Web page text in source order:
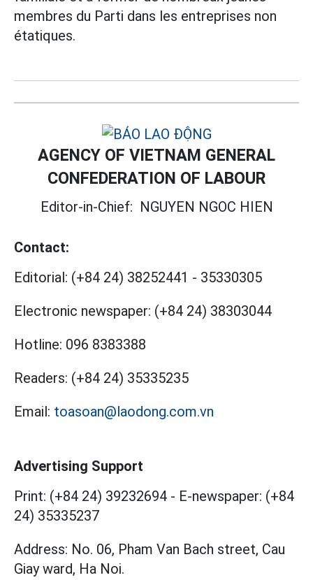
membres du Parti dans les entreprises non
étatiques.
AGENCY OF VIETNAM GENERAL
CONFEDERATION OF LABOUR
Editor-in-Chief: NGUYEN NGOC HIEN
Contact:
Editorial: (+84 24) 38252441 - 35330305
Electronic newspaper: (+84 24) 38303044
Hotline: 096 8383388
Readers: (+84 24) 35335235
Email: toasoan@laodong.com.vn
Advertising Support
Print: (+84 24) 39232694 - E-newspaper: (+84
24) 35335237
Address: No. 06, Pham Van Bach street, Cau
Giay ward, Ha Noi.